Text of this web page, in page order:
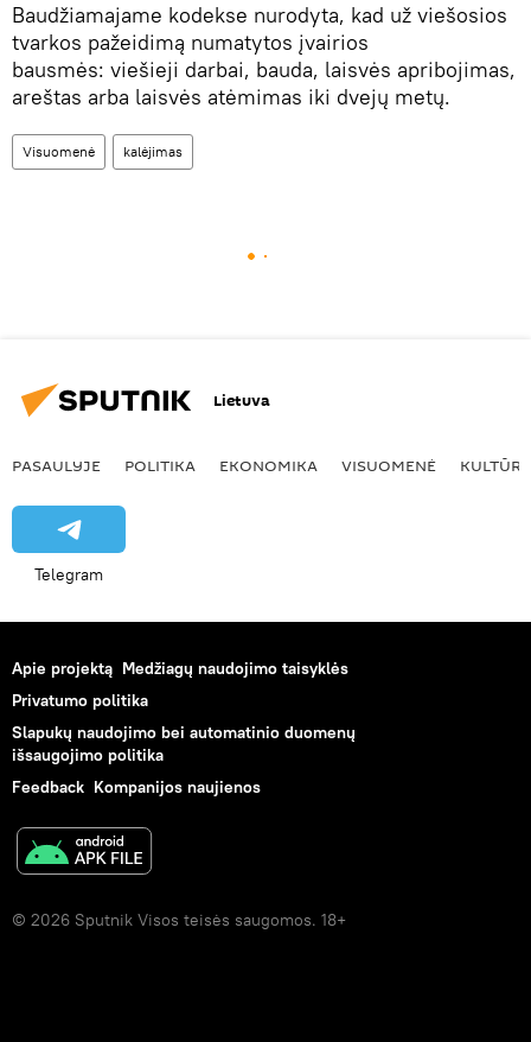
Baudžiamajame kodekse nurodyta, kad už viešosios
tvarkos pažeidimą numatytos įvairios
bausmės: viešieji darbai, bauda, laisvės apribojimas,
areštas arba laisvės atėmimas iki dvejų metų.
Visuomenė kalėjimas
Lietuva
PASAULYJE POLITIKA EKONOMIKA VISUOMENĖ KULTŪRA
Telegram
Apie projektą Medžiagų naudojimo taisyklės
Privatumo politika
Slapukų naudojimo bei automatinio duomenų
išsaugojimo politika
Feedback Kompanijos naujienos
© 2026 Sputnik Visos teisės saugomos. 18+